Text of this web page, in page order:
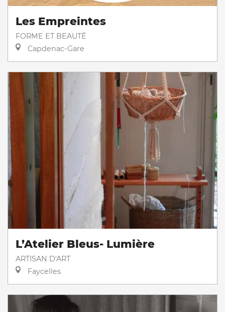
Les Empreintes
FORME ET BEAUTÉ
Capdenac-Gare
L’Atelier Bleus- Lumière
ARTISAN D'ART
Faycelles